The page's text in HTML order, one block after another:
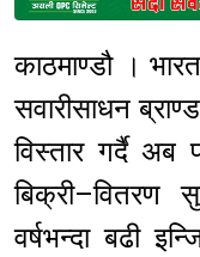
काठमाण्डौ ।
सवारीसाधन
विस्तार गर्दै अब
वर्षभन्दा बढी